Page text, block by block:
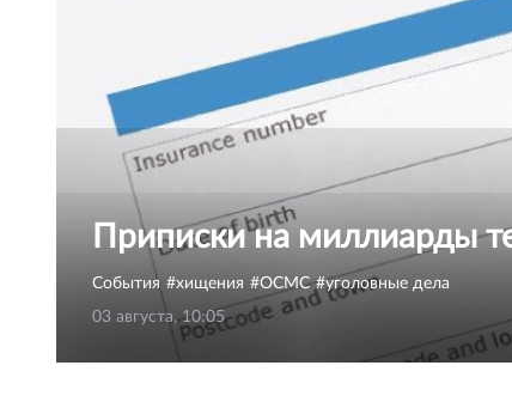
Приписки на миллиарды
События хищения ОСМС
уголовные дела
03 августа, 10:05